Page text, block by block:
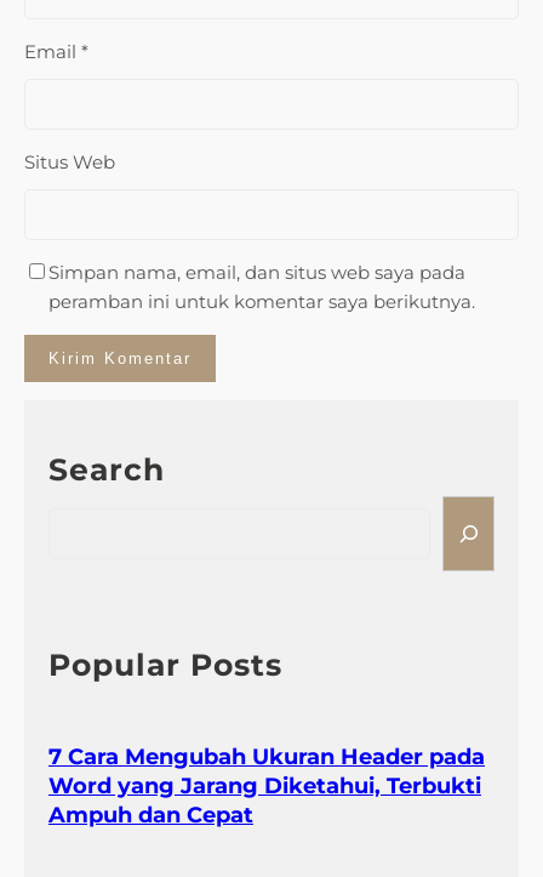
Email *
Situs Web
Simpan nama, email, dan situs web saya pada
peramban ini untuk komentar saya berikutnya.
Search
h
Popular Posts
7 Cara Mengubah Ukuran Header pada
Word yang Jarang Diketahui, Terbukti
Ampuh dan Cepat